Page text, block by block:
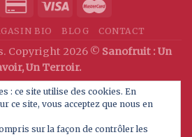
BIO BLOG CONTACT
Copyright 2026 © Sanofruit : Un
Un Terroir.
: ce site utilise des cookies. En
ce site, vous acceptez que nous en
sur la façon de contrôler les